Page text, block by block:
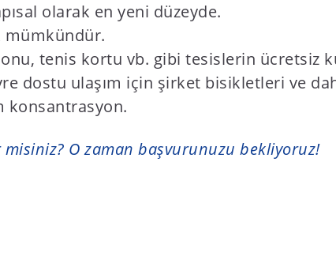
olarak en yeni düzeyde.
mümkündür.
tenis kortu vb. gibi tesislerin ücretsiz
dostu ulaşım için şirket bisikletleri ve
konsantrasyon.
O zaman başvurunuzu bekliyoruz!